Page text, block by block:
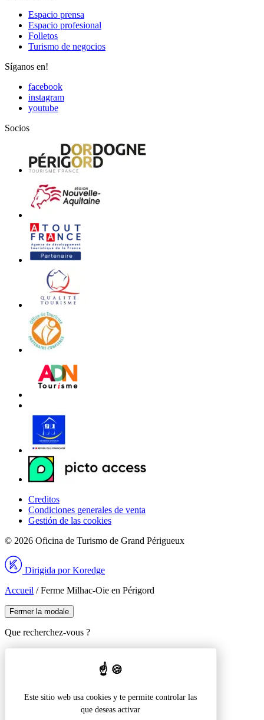
Espacio prensa
Espacio profesional
Folletos
Turismo de negocios
Síganos en!
facebook
instagram
youtube
Socios
Creditos
Condiciones generales de venta
Gestión de las cookies
© 2026 Oficina de Turismo de Grand Périgueux
Dirigida por Koredge
Accueil /Ferme Milhac-Oie en Périgord
Fermer la modale
Que recherchez-vous ?
Este sitio web usa cookies y te permite controlar las
que deseas activar